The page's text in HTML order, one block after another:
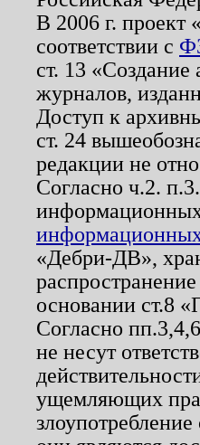
В 2006 г. проект
соответствии с
ст. 13
журналов,
Доступ к
ст. 24
редакции не
Согласно ч.2.
«Дебри-ДВ»,
основании ст.8
Согласно
не несут
ущемляющих